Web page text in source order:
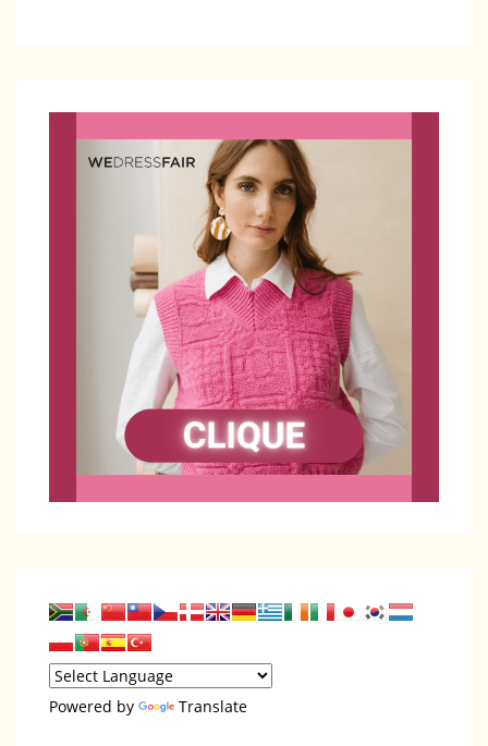
Powered by Translate